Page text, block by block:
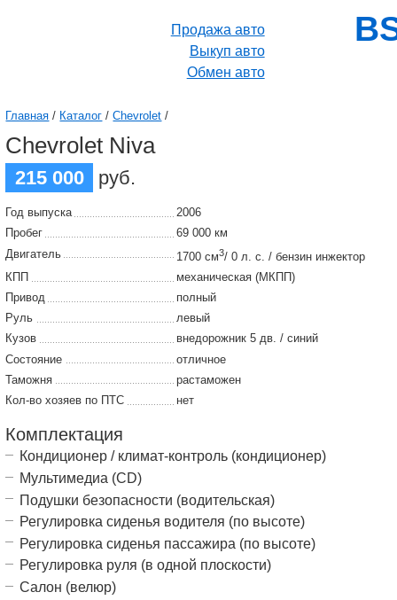
Продажа авто
Выкуп авто
Обмен авто
Главная / Каталог /Chevrolet /
Chevrolet Niva
215 000 руб.
Год выпуска
2006
Пробег
69 000 км
Двигатель
1700 см3/ 0 л. с. / бензин инжектор
КПП
механическая (МКПП)
Привод
полный
Руль
левый
Кузов
внедорожник 5 дв. / синий
Состояние
отличное
Таможня
растаможен
Кол-во хозяев по ПТС
нет
Комплектация
Кондиционер / климат-контроль (кондиционер)
Мультимедиа (CD)
Подушки безопасности (водительская)
Регулировка сиденья водителя (по высоте)
Регулировка сиденья пассажира (по высоте)
Регулировка руля (в одной плоскости)
Салон (велюр)